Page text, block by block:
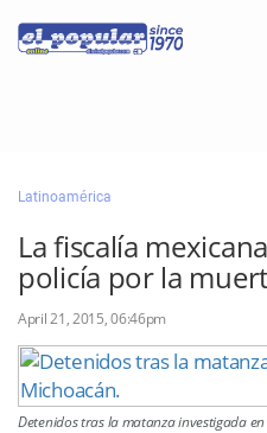
Classifieds
Categorías
Iniciar sesión con
Latinoamérica
La fiscalía
policía por la
April 21, 2015, 06:46pm
Detenidos tras la matanza investigada